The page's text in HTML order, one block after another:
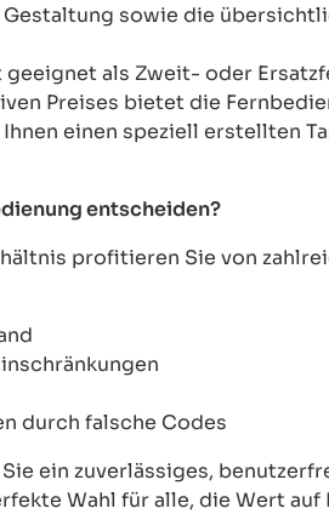
sowie die
geeignet als Zweit- oder
Preises bietet die
einen speziell erstellten
entscheiden?
profitieren Sie von
durch falsche Codes
ein zuverlässiges,
Wahl für alle, die Wert